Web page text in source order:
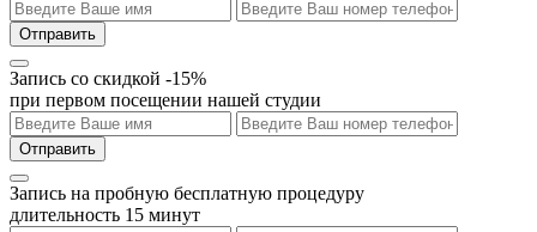
Отправить
Запись со скидкой -15%
при первом посещении нашей студии
Отправить
Запись на пробную бесплатную процедуру
длительность 15 минут